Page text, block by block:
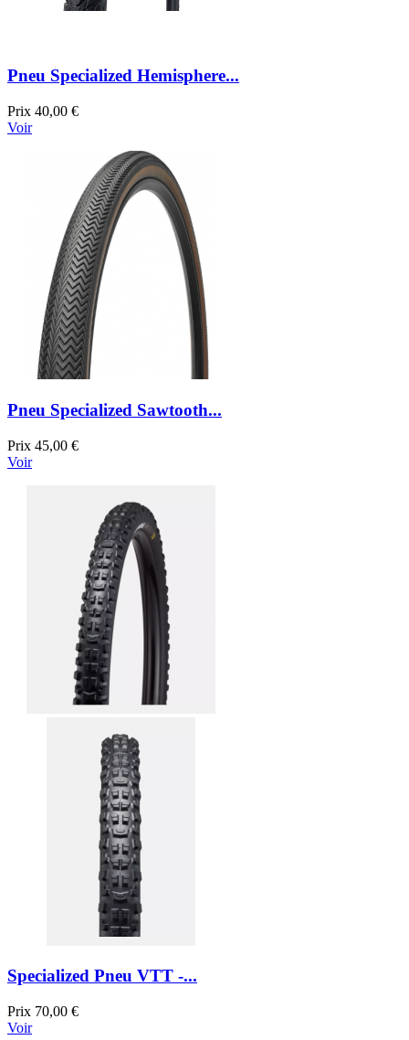
Pneu Specialized Hemisphere...
Prix 40,00 €
Voir
Pneu Specialized Sawtooth...
Prix 45,00 €
Voir
Specialized Pneu VTT -...
Prix 70,00 €
Voir